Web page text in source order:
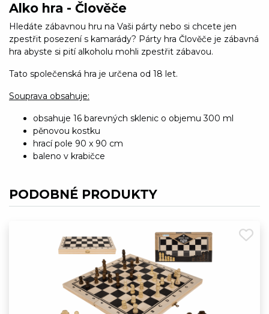
Alko hra - Člověče
Hledáte zábavnou hru na Vaši párty nebo si chcete jen
zpestřit posezení s kamarády? Párty hra Člověče je zábavná
hra abyste si pití alkoholu mohli zpestřit zábavou.
Tato společenská hra je určena od 18 let.
Souprava obsahuje:
obsahuje 16 barevných sklenic o objemu 300 ml
pěnovou kostku
hrací pole 90 x 90 cm
baleno v krabičce
PODOBNÉ PRODUKTY